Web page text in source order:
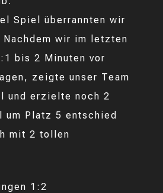
Spiel überrannten wir
Nachdem wir im letzten
bis 2 Minuten vor
zeigte unser Team
und erzielte noch 2
um Platz 5 entschied
mit 2 tollen
1:2